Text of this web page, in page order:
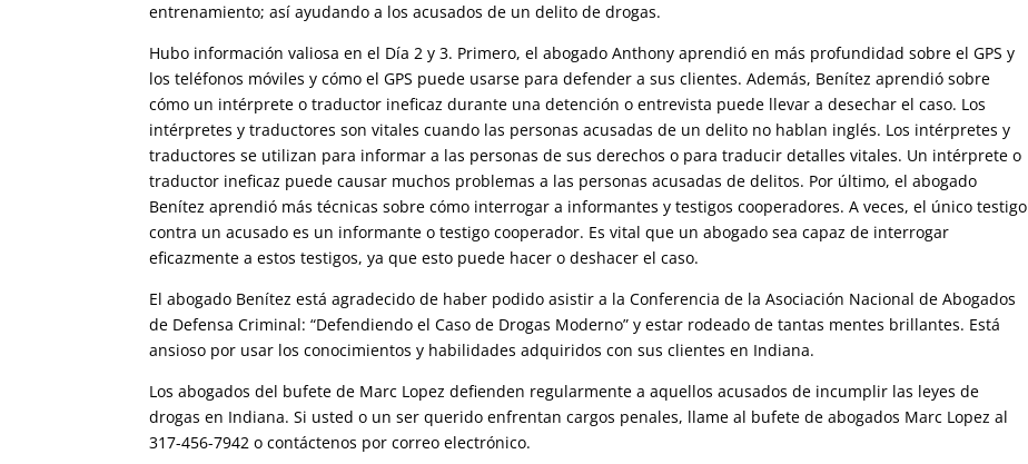
entrenamiento; así ayudando a los acusados de un delito de drogas.
Hubo información valiosa en el Día 2 y 3. Primero, el abogado Anthony aprendió en más profundidad sobre el GPS y
los teléfonos móviles y cómo el GPS puede usarse para defender a sus clientes. Además, Benítez aprendió sobre
cómo un intérprete o traductor ineficaz durante una detención o entrevista puede llevar a desechar el caso. Los
intérpretes y traductores son vitales cuando las personas acusadas de un delito no hablan inglés. Los intérpretes y
traductores se utilizan para informar a las personas de sus derechos o para traducir detalles vitales. Un intérprete o
traductor ineficaz puede causar muchos problemas a las personas acusadas de delitos. Por último, el abogado
Benítez aprendió más técnicas sobre cómo interrogar a informantes y testigos cooperadores. A veces, el único testigo
contra un acusado es un informante o testigo cooperador. Es vital que un abogado sea capaz de interrogar
eficazmente a estos testigos, ya que esto puede hacer o deshacer el caso.
El abogado Benítez está agradecido de haber podido asistir a la Conferencia de la Asociación Nacional de Abogados
de Defensa Criminal: “Defendiendo el Caso de Drogas Moderno” y estar rodeado de tantas mentes brillantes. Está
ansioso por usar los conocimientos y habilidades adquiridos con sus clientes en Indiana.
Los abogados del bufete de Marc Lopez defienden regularmente a aquellos acusados de incumplir las leyes de
drogas en Indiana. Si usted o un ser querido enfrentan cargos penales, llame al bufete de abogados Marc Lopez al
317-456-7942o contáctenos por correo electrónico.